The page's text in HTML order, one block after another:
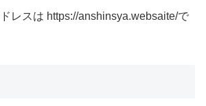
レスは https://anshinsya.websaite/で